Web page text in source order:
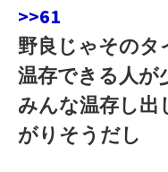
>>61
野良じゃそのタ
温存できる人が
みんな温存し出
がりそうだし